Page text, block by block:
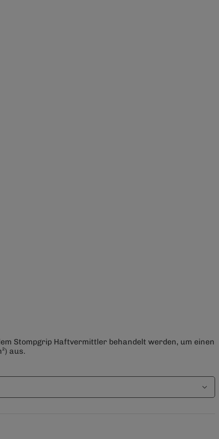
Stompgrip Haftvermittler behandelt werden, um einen
aus.